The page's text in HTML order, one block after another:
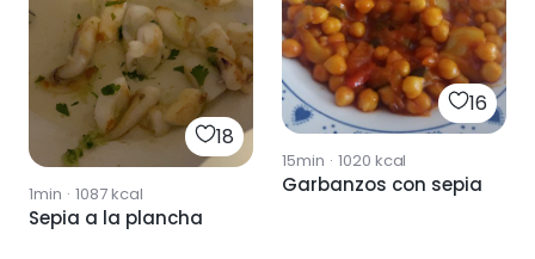
18
1min · 1087kcal
Sepia a la plancha
16
15min · 1020 kcal
Garbanzos con sepia